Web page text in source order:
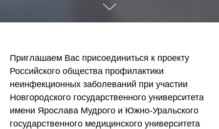
Приглашаем Вас присоединиться к проекту
Российского общества профилактики
неинфекционных заболеваний при участии
Новгородского государственного университета
имени Ярослава Мудрого и Южно-Уральского
государственного медицинского университета